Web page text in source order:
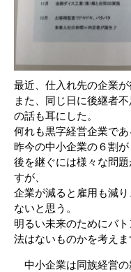
最近、仕入れ先の企業が
また、同じ日に後継者
の話も耳にした。
何れも黒字経営企業であ
昨今の中小企業の６割
後を継ぐには様々な問
すが、
企業が減ると雇用も減
ないと思う。
明るい未来のためにバ
法はないものかを考えま
中小企業は同族経営の